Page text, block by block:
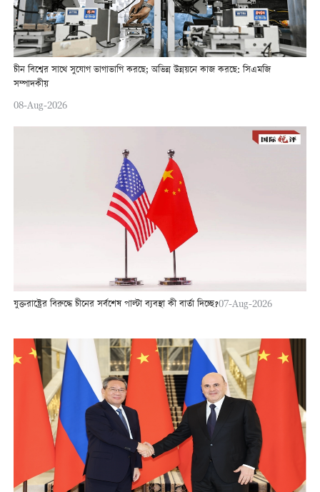
চীন বিশ্বের সাথে সুযোগ ভাগাভাগি করছে; অভিন্ন উন্নয়নে কাজ করছে: সিএমজি
সম্পাদকীয়
08-Aug-2026
যুক্তরাষ্ট্রের বিরুদ্ধে চীনের সর্বশেষ পাল্টা ব্যবস্থা কী বার্তা দিচ্ছে?07-Aug-2026